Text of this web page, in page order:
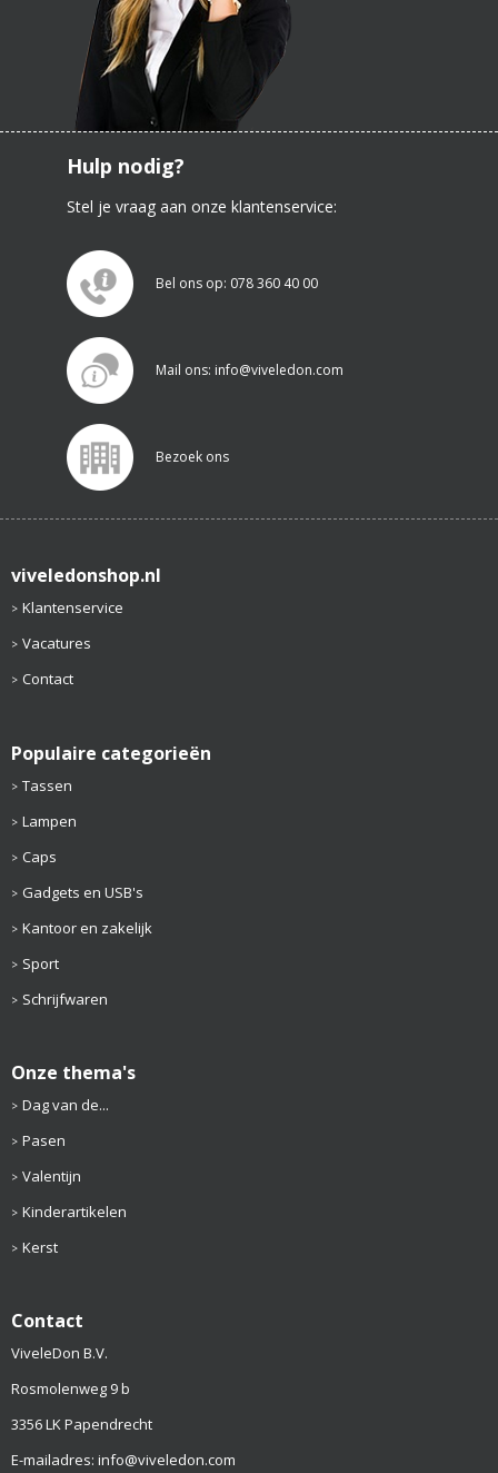
Hulp nodig?
Stel je vraag aan onze klantenservice:
Bel ons op: 078 360 40 00
Mail ons: info@viveledon.com
Bezoek ons
viveledonshop.nl
Klantenservice
Vacatures
Contact
Populaire categorieën
Tassen
Lampen
Caps
Gadgets en USB's
Kantoor en zakelijk
Sport
Schrijfwaren
Onze thema's
Dag van de...
Pasen
Valentijn
Kinderartikelen
Kerst
Contact
ViveleDon B.V.
Rosmolenweg 9 b
3356 LK Papendrecht
E-mailadres: info@viveledon.com